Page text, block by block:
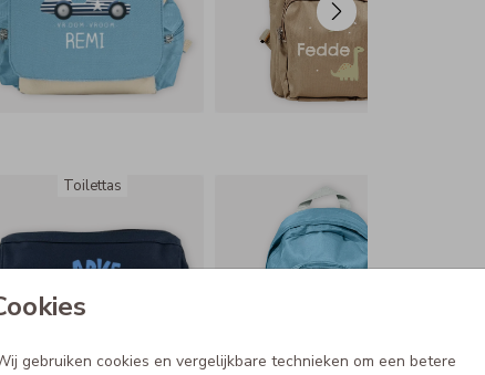
gebruiken cookies en vergelijkbare technieken om een betere
Toilettas